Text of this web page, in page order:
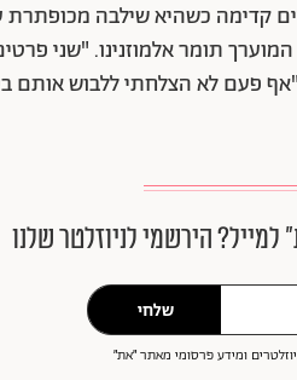
קדימה כשהיא שילבה מכופתרת
תומר אלמוזנינו. "שני
פעם לא הצלחתי ללבוש אותם
למייל? הירשמי לניוזלטר שלנו
שלחי
ומידע פרסומי מאתר ״את״